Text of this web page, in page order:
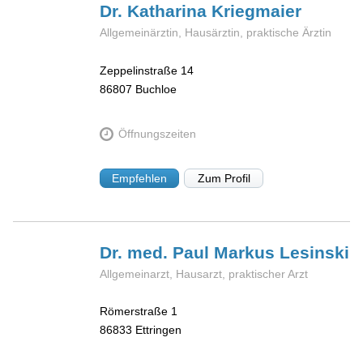
Dr. Katharina Kriegmaier
Allgemeinärztin, Hausärztin, praktische Ärztin
Zeppelinstraße 14
86807 Buchloe
Öffnungszeiten
Empfehlen Zum Profil
Dr. med. Paul Markus Lesinski
Allgemeinarzt, Hausarzt, praktischer Arzt
Römerstraße 1
86833 Ettringen